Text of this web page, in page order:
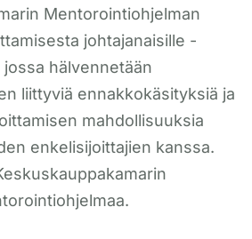
Mentorointiohjelman
johtajanaisille -
hälvennetään
liittyviä ennakkokäsityksiä ja
mahdollisuuksia
enkelisijoittajien kanssa.